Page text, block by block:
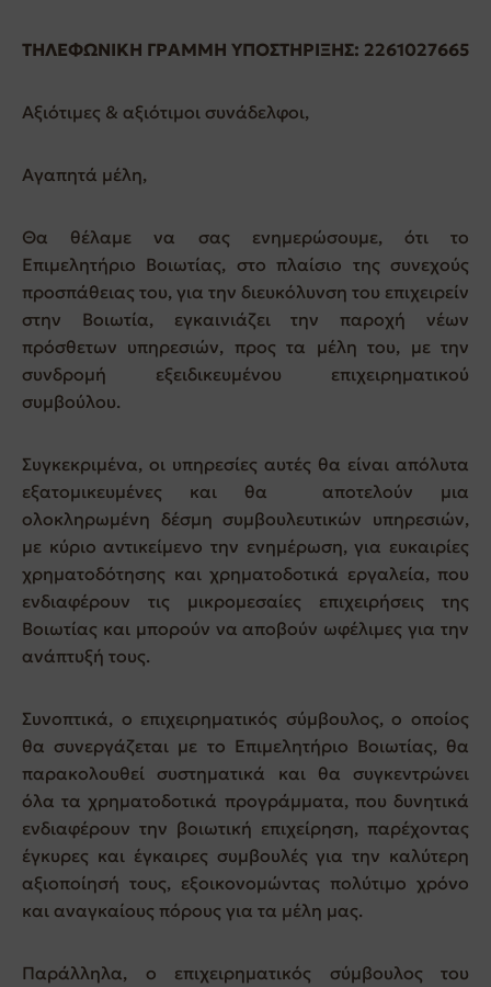
ΤΗΛΕΦΩΝΙΚΗ ΓΡΑΜΜΗ ΥΠΟΣΤΗΡΙΞΗΣ: 2261027665
Αξιότιμες & αξιότιμοι συνάδελφοι,
Αγαπητά μέλη,
Θα θέλαμε να σας ενημερώσουμε, ότι το
Επιμελητήριο Βοιωτίας, στο πλαίσιο της συνεχούς
προσπάθειας του, για την διευκόλυνση του επιχειρείν
στην Βοιωτία, εγκαινιάζει την παροχή νέων
πρόσθετων υπηρεσιών, προς τα μέλη του, με την
συνδρομή εξειδικευμένου επιχειρηματικού
συμβούλου.
Συγκεκριμένα, οι υπηρεσίες αυτές θα είναι απόλυτα
εξατομικευμένες και θα αποτελούν μια
ολοκληρωμένη δέσμη συμβουλευτικών υπηρεσιών,
με κύριο αντικείμενο την ενημέρωση, για ευκαιρίες
χρηματοδότησης και χρηματοδοτικά εργαλεία, που
ενδιαφέρουν τις μικρομεσαίες επιχειρήσεις της
Βοιωτίας και μπορούν να αποβούν ωφέλιμες για την
ανάπτυξή τους.
Συνοπτικά, ο επιχειρηματικός σύμβουλος, ο οποίος
θα συνεργάζεται με το Επιμελητήριο Βοιωτίας, θα
παρακολουθεί συστηματικά και θα συγκεντρώνει
όλα τα χρηματοδοτικά προγράμματα, που δυνητικά
ενδιαφέρουν την βοιωτική επιχείρηση, παρέχοντας
έγκυρες και έγκαιρες συμβουλές για την καλύτερη
αξιοποίησή τους, εξοικονομώντας πολύτιμο χρόνο
και αναγκαίους πόρους για τα μέλη μας.
Παράλληλα, ο επιχειρηματικός σύμβουλος του